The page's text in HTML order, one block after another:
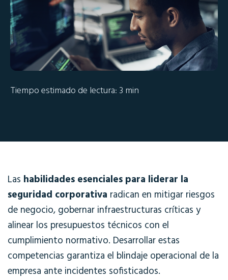
Tiempo estimado de lectura: 3 min
Las habilidades esenciales para liderar la
seguridad corporativa radican en mitigar riesgos
de negocio, gobernar infraestructuras críticas y
alinear los presupuestos técnicos con el
cumplimiento normativo. Desarrollar estas
competencias garantiza el blindaje operacional de la
empresa ante incidentes sofisticados.